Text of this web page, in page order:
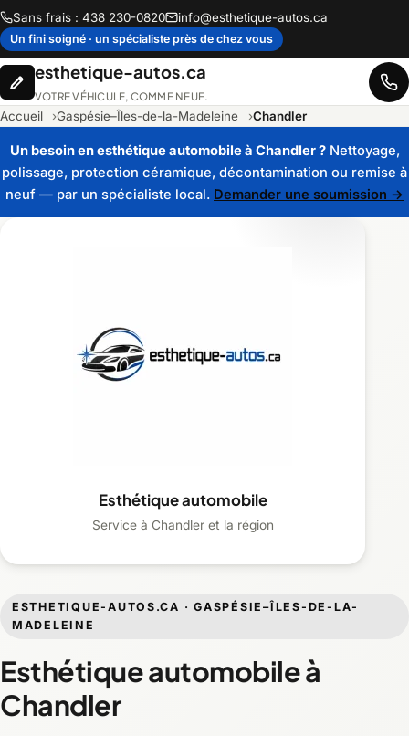
Sans frais : 438 230-0820 info@esthetique-autos.ca
Un fini soigné · un spécialiste près de chez vous
esthetique-autos.ca
VOTRE VÉHICULE, COMME NEUF.
Accueil Gaspésie–Îles-de-la-Madeleine Chandler
Un besoin en esthétique automobile à Chandler ?Nettoyage,
polissage, protection céramique, décontamination ou remise à
neuf — par un spécialiste local. Demander une soumission →
ESTHETIQUE-AUTOS.CA · GASPÉSIE–ÎLES-DE-LA-
MADELEINE
Esthétique automobile à
Chandler
Esthétique automobile
Service à Chandler et la région